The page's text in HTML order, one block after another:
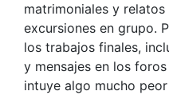
matrimoniales y
excursiones en grupo.
los trabajos finales,
y mensajes en los
intuye algo mucho